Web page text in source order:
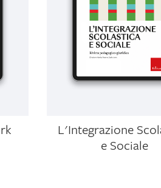
L'Integrazione
e Sociale